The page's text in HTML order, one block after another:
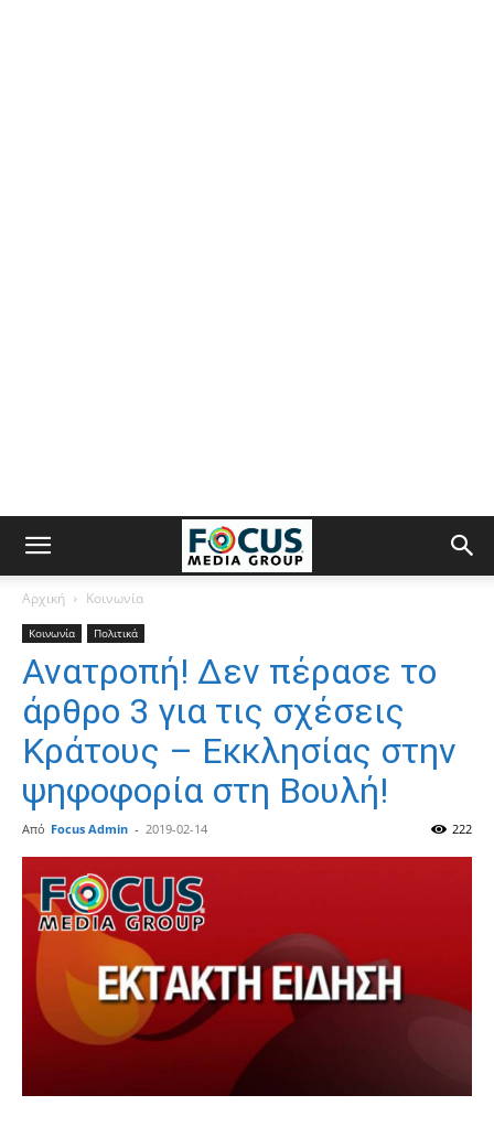
Αρχική Κοινωνία
Κοινωνία Πολιτικά
Ανατροπή! Δεν πέρασε το
άρθρο 3 για τις σχέσεις
Κράτους – Εκκλησίας στην
ψηφοφορία στη Βουλή!
Από Focus Admin - 2019-02-14 222